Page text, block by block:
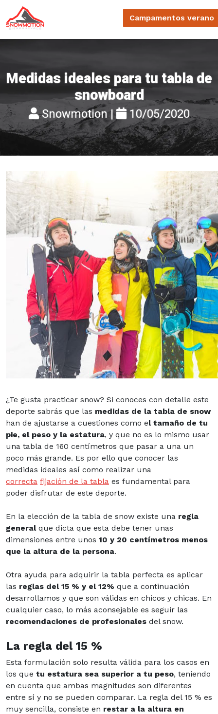
Campamentos verano
Medidas ideales para tu tabla de
snowboard
Snowmotion | 10/05/2020
¿Te gusta practicar snow? Si conoces con detalle este
deporte sabrás que las medidas de la tabla de snow
han de ajustarse a cuestiones como el tamaño de tu
pie, el peso y la estatura, y que no es lo mismo usar
una tabla de 160 centímetros que pasar a una un
poco más grande. Es por ello que conocer las
medidas ideales así como realizar una
correcta fijación de la tabla es fundamental para
poder disfrutar de este deporte.
En la elección de la tabla de snow existe una regla
generalque dicta que esta debe tener unas
dimensiones entre unos 10 y 20 centímetros menos
que la altura de la persona.
Otra ayuda para adquirir la tabla perfecta es aplicar
las reglas del 15 % y el 12% que a continuación
desarrollamos y que son válidas en chicos y chicas. En
cualquier caso, lo más aconsejable es seguir las
recomendaciones de profesionales del snow.
La regla del 15 %
Esta formulación solo resulta válida para los casos en
los que tu estatura sea superior a tu peso, teniendo
en cuenta que ambas magnitudes son diferentes
entre sí y no se pueden comparar. La regla del 15 % es
muy sencilla, consiste en restar a la altura en